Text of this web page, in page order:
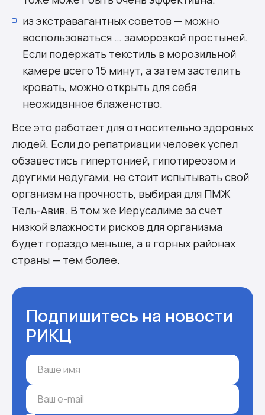
из экстравагантных советов — можно
воспользоваться … заморозкой простыней.
Если подержать текстиль в морозильной
камере всего 15 минут, а затем застелить
кровать, можно открыть для себя
неожиданное блаженство.
Все это работает для относительно здоровых
людей. Если до репатриации человек успел
обзавестись гипертонией, гипотиреозом и
другими недугами, не стоит испытывать свой
организм на прочность, выбирая для ПМЖ
Тель-Авив. В том же Иерусалиме за счет
низкой влажности рисков для организма
будет гораздо меньше, а в горных районах
страны — тем более.
Подпишитесь на новости
РИКЦ